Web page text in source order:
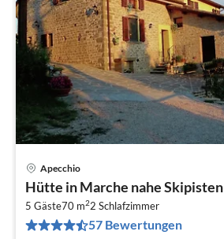
Apecchio
Hütte in Marche nahe Skipisten
5 Gäste70 m22 Schlafzimmer
57 Bewertungen